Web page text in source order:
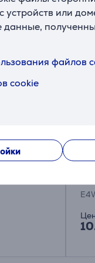
устройств или
данные,
файлов
cookie
-
стирки